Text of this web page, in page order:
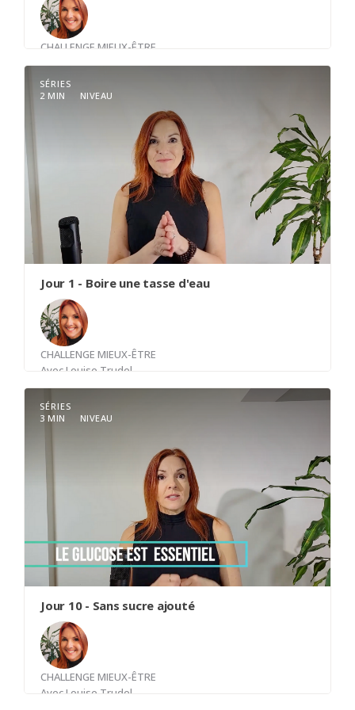
CHALLENGE MIEUX-ÊTRE
AvecLouise Trudel
Je ne consulte pas mon cellulaire (ni ma tablette)
durant la première heure de ma journée.
La Power Hour est la 1ère heure de la journée,
celle qui t’appartient totalement.
Ton bien-être et ta santé - physique et mentale -
seront optimisés si tu prends de toi dès cette
première heure, parce qu’après, on ne le sait que
trop bien, tout déboule, dérape et les hamsters
se remettent en fonction.
SÉRIES
2 MIN
NIVEAU
Jour 1 - Boire une tasse d'eau
CHALLENGE MIEUX-ÊTRE
AvecLouise Trudel
soit déshydraté. 1.5 litre par jour minimum.
Programmer son téléphone pour rappel.
"Boire une tasse d'eau"
SÉRIES
3 MIN
NIVEAU
Jour 10 - Sans sucre ajouté
CHALLENGE MIEUX-ÊTRE
AvecLouise Trudel